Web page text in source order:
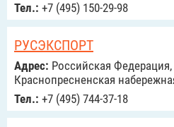
Тел.: +7 (495) 150-29-98
РУСЭКСПОРТ
Адрес: Российcкая
Краснопресненская
Тел.: +7 (495) 744-37-18